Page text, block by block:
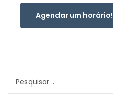
Agendar um horário!
Pesquisar